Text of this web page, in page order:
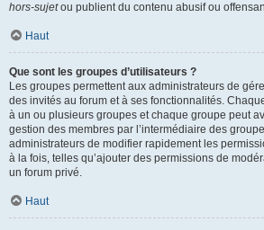
hors-sujetou publient du contenu abusif ou
Haut
Que sont les groupes d’utilisateurs ?
Les groupes permettent aux administrateurs de
des invités au forum et à ses fonctionnalités.
à un ou plusieurs groupes et chaque groupe peut
gestion des membres par l’intermédiaire des
administrateurs de modifier rapidement les
à la fois, telles qu’ajouter des permissions de
un forum privé.
Haut